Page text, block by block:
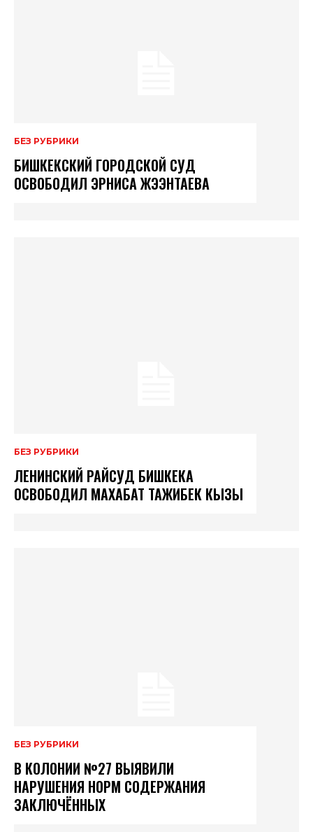
БЕЗ РУБРИКИ
БИШКЕКСКИЙ ГОРОДСКОЙ СУД
ОСВОБОДИЛ ЭРНИСА ЖЭЭНТАЕВА
БЕЗ РУБРИКИ
ЛЕНИНСКИЙ РАЙСУД БИШКЕКА
ОСВОБОДИЛ МАХАБАТ ТАЖИБЕК КЫЗЫ
БЕЗ РУБРИКИ
В КОЛОНИИ №27 ВЫЯВИЛИ
НАРУШЕНИЯ НОРМ СОДЕРЖАНИЯ
ЗАКЛЮЧЁННЫХ